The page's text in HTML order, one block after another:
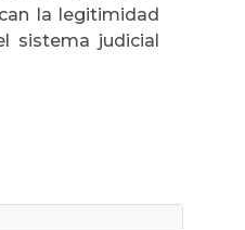
la legitimidad
sistema judicial